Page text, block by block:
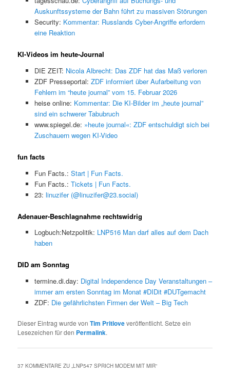
Auskunftssysteme der Bahn führt zu massiven Störungen
Security: Kommentar: Russlands Cyber-Angriffe erfordern
eine Reaktion
KI-Videos im heute-Journal
DIE ZEIT: Nicola Albrecht: Das ZDF hat das Maß verloren
ZDF Presseportal: ZDF informiert über Aufarbeitung von
Fehlern im “heute journal” vom 15. Februar 2026
heise online: Kommentar: Die KI-Bilder im „heute journal”
sind ein schwerer Tabubruch
www.spiegel.de: »heute journal«: ZDF entschuldigt sich bei
Zuschauern wegen KI-Video
fun facts
Fun Facts.: Start | Fun Facts.
Fun Facts.: Tickets | Fun Facts.
23: linuzifer (@linuzifer@23.social)
Adenauer-Beschlagnahme rechtswidrig
Logbuch:Netzpolitik: LNP516 Man darf alles auf dem Dach
haben
DID am Sonntag
termine.di.day: Digital Independence Day Veranstaltungen –
immer am ersten Sonntag im Monat #DIDit #DUTgemacht
ZDF: Die gefährlichsten Firmen der Welt – Big Tech
Dieser Eintrag wurde vonTim Pritloveveröffentlicht. Setze ein
Lesezeichen für den Permalink.
37 KOMMENTARE ZU „LNP547 SPRICH MODEM MIT MIR“